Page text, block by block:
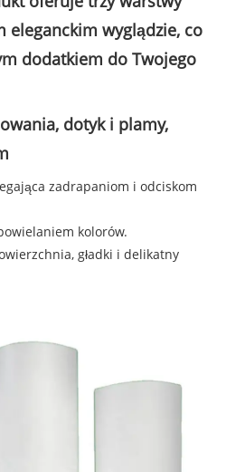
eleganckim wyglądzie, co
dodatkiem do Twojego
dotyk i plamy,
zadrapaniom i odciskom
kolorów.
gładki i delikatny